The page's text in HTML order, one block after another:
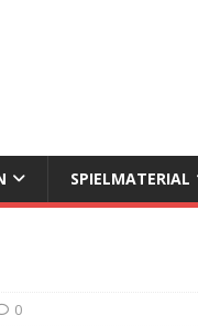
SPIELMATERIAL
0